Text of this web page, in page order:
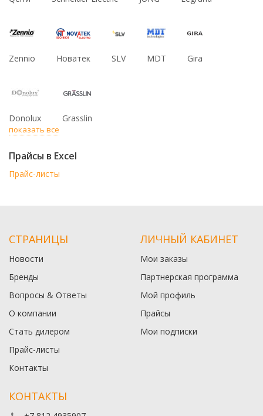
Zennio Новатек SLV MDT Gira
Donolux Grasslin
показать все
Прайсы в Excel
Прайс-листы
СТРАНИЦЫ
Новости
Бренды
Вопросы & Ответы
О компании
Стать дилером
Прайс-листы
Контакты
ЛИЧНЫЙ КАБИНЕТ
Мои заказы
Партнерская программа
Мой профиль
Прайсы
Мои подписки
КОНТАКТЫ